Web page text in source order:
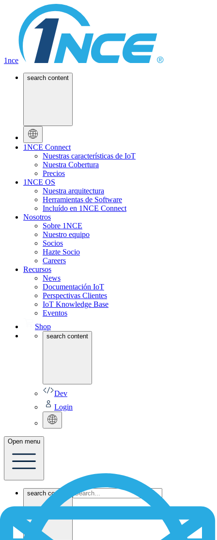
1nce
search content
1NCE Connect
Nuestras características de IoT
Nuestra Cobertura
Precios
1NCE OS
Nuestra arquitectura
Herramientas de Software
Incluído en 1NCE Connect
Nosotros
Sobre 1NCE
Nuestro equipo
Socios
Hazte Socio
Careers
Recursos
News
Documentación IoT
Perspectivas Clientes
IoT Knowledge Base
Eventos
Shop
search content
Dev
Login
Open menu
search content